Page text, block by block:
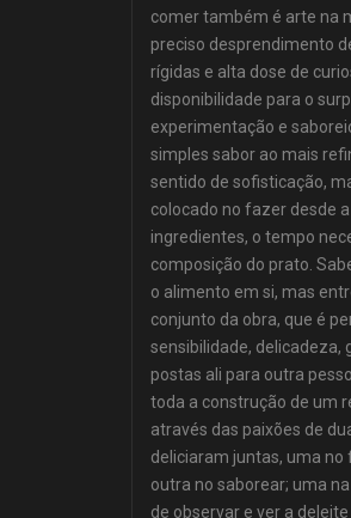
comer também é arte na
preciso desprendimento
rígidas e alta dose de
disponibilidade para o
experimentação e
simples sabor ao mais
sentido de sofisticação,
colocado no fazer desde
ingredientes, o tempo
composição do prato.
o alimento em si, mas
conjunto da obra, que é
sensibilidade, delicadeza,
postas ali para outra
toda a construção de um
através das paixões de
deliciaram juntas, uma no
outra no saborear; uma
de observar e ver a